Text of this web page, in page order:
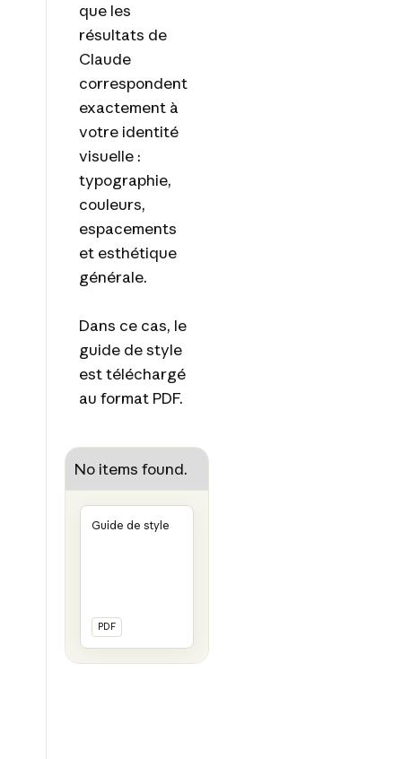
que les
résultats de
Claude
correspondent
exactement à
votre identité
visuelle :
typographie,
couleurs,
espacements
et esthétique
générale.
Dans ce cas, le
guide de style
est téléchargé
au format PDF.
No items found.
Guide de style
PDF